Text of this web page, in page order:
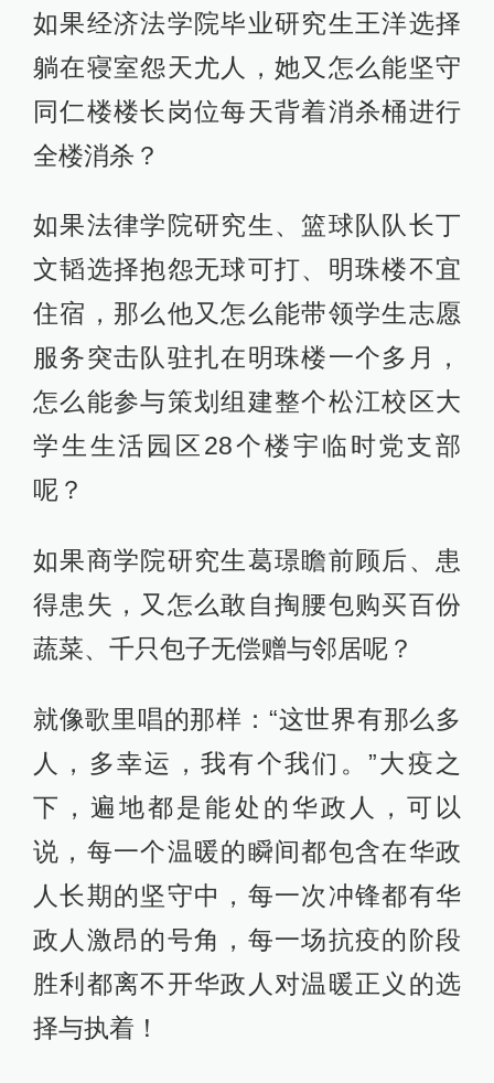
如果经济法学院毕业研究生王洋选择
躺在寝室怨天尤人，她又怎么能坚守
同仁楼楼长岗位每天背着消杀桶进行
全楼消杀？
如果法律学院研究生、篮球队队长丁
文韬选择抱怨无球可打、明珠楼不宜
住宿，那么他又怎么能带领学生志愿
服务突击队驻扎在明珠楼一个多月，
怎么能参与策划组建整个松江校区大
学生生活园区28个楼宇临时党支部
呢？
如果商学院研究生葛璟瞻前顾后、患
得患失，又怎么敢自掏腰包购买百份
蔬菜、千只包子无偿赠与邻居呢？
就像歌里唱的那样：“这世界有那么多
人，多幸运，我有个我们。”大疫之
下，遍地都是能处的华政人，可以
说，每一个温暖的瞬间都包含在华政
人长期的坚守中，每一次冲锋都有华
政人激昂的号角，每一场抗疫的阶段
胜利都离不开华政人对温暖正义的选
择与执着！